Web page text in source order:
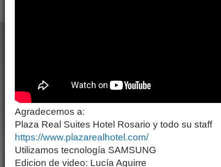
Agradecemos a:
Plaza Real Suites Hotel Rosario y todo su staff
https://www.plazarealhotel.com/
Utilizamos tecnología SAMSUNG
Edicion de video: Lucía Aguirre